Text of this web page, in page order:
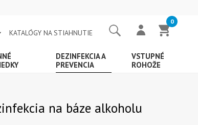
KATALÓGY NA STIAHNUTIE
0
DEZINFEKCIA A
PREVENCIA
VSTUPNÉ
ROHOŽE
na báze alkoholu